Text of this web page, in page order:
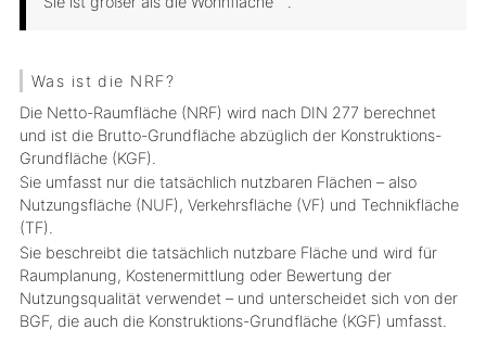
Was ist die NRF?
Die Netto-Raumfläche (NRF) wird nach DIN 277 berechnet
und ist die Brutto-Grundfläche abzüglich der Konstruktions-
Grundfläche (KGF).
Sie umfasst nur die tatsächlich nutzbaren Flächen – also
Nutzungsfläche (NUF), Verkehrsfläche (VF) und Technikfläche
(TF).
Sie beschreibt die tatsächlich nutzbare Fläche und wird für
Raumplanung, Kostenermittlung oder Bewertung der
Nutzungsqualität verwendet – und unterscheidet sich von der
BGF, die auch die Konstruktions-Grundfläche (KGF) umfasst.